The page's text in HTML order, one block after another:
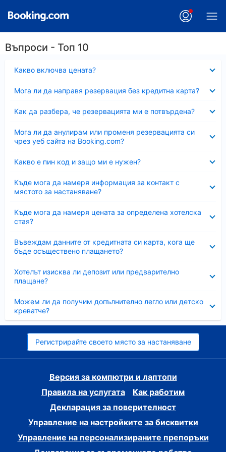
Въпроси - Топ 10
Какво включва цената?
Мога ли да направя резервация без кредитна карта?
Как да разбера, че резервацията ми е потвърдена?
Мога ли да анулирам или променя резервацията си
чрез уеб сайта на Booking.com?
Какво е пин код и защо ми е нужен?
Къде мога да намеря информация за контакт с
мястото за настаняване?
Къде мога да намеря цената за определена хотелска
стая?
Въвеждам данните от кредитната си карта, кога ще
бъде осъществено плащането?
Хотелът изисква ли депозит или предварително
плащане?
Можем ли да получим допълнително легло или детско
креватче?
Регистрирайте своето място за настаняване
Версия за компютри и лаптопи
Правила на услугата
Как работим
Декларация за поверителност
Управление на настройките за бисквитки
Управление на персонализираните препоръки